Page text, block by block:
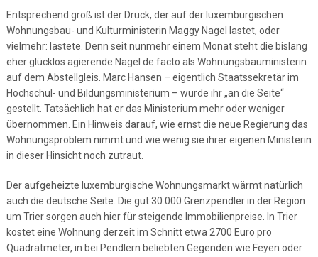
Entsprechend groß ist der Druck, der auf der luxemburgischen
Wohnungsbau- und Kulturministerin Maggy Nagel lastet, oder
vielmehr: lastete. Denn seit nunmehr einem Monat steht die bislang
eher glücklos agierende Nagel de facto als Wohnungsbauministerin
auf dem Abstellgleis. Marc Hansen – eigentlich Staatssekretär im
Hochschul- und Bildungsministerium – wurde ihr „an die Seite“
gestellt. Tatsächlich hat er das Ministerium mehr oder weniger
übernommen. Ein Hinweis darauf, wie ernst die neue Regierung das
Wohnungsproblem nimmt und wie wenig sie ihrer eigenen Ministerin
in dieser Hinsicht noch zutraut.
Der aufgeheizte luxemburgische Wohnungsmarkt wärmt natürlich
auch die deutsche Seite. Die gut 30.000 Grenzpendler in der Region
um Trier sorgen auch hier für steigende Immobilienpreise. In Trier
kostet eine Wohnung derzeit im Schnitt etwa 2700 Euro pro
Quadratmeter, in bei Pendlern beliebten Gegenden wie Feyen oder